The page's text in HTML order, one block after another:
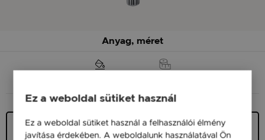
Anyag, méret
Ezüst 925
11 900 Ft
Ez a weboldal sütiket használ
Ez a weboldal sütiket használ a felhasználói élmény
javítása érdekében. A weboldalunk használatával Ön